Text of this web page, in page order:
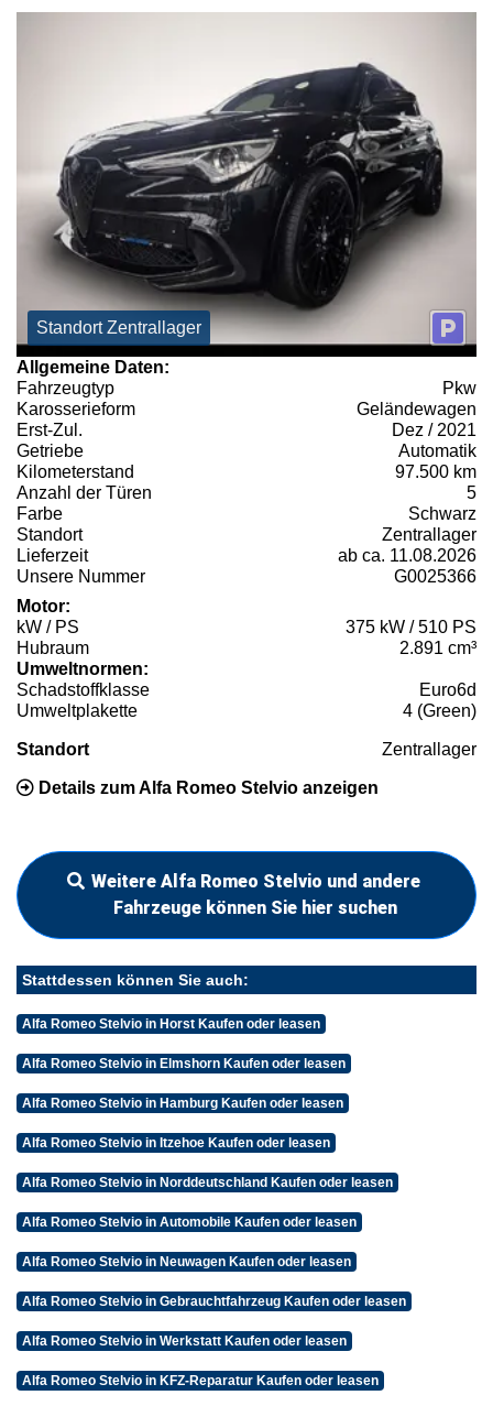
Standort Zentrallager
Allgemeine Daten:
Fahrzeugtyp
Pkw
Karosserieform
Geländewagen
Erst-Zul.
Dez / 2021
Getriebe
Automatik
Kilometerstand
97.500 km
Anzahl der Türen
5
Farbe
Schwarz
Standort
Zentrallager
Lieferzeit
ab ca. 11.08.2026
Unsere Nummer
G0025366
Motor:
kW / PS
375 kW / 510 PS
Hubraum
2.891 cm³
Umweltnormen:
Schadstoffklasse
Euro6d
Umweltplakette
4 (Green)
Standort Zentrallager
Details zum Alfa Romeo Stelvio anzeigen
Weitere Alfa Romeo Stelvio und andere
Fahrzeuge können Sie hier suchen
Stattdessen können Sie auch:
Alfa Romeo Stelvio in Horst Kaufen oder leasen
Alfa Romeo Stelvio in Elmshorn Kaufen oder leasen
Alfa Romeo Stelvio in Hamburg Kaufen oder leasen
Alfa Romeo Stelvio in Itzehoe Kaufen oder leasen
Alfa Romeo Stelvio in Norddeutschland Kaufen oder leasen
Alfa Romeo Stelvio in Automobile Kaufen oder leasen
Alfa Romeo Stelvio in Neuwagen Kaufen oder leasen
Alfa Romeo Stelvio in Gebrauchtfahrzeug Kaufen oder leasen
Alfa Romeo Stelvio in Werkstatt Kaufen oder leasen
Alfa Romeo Stelvio in KFZ-Reparatur Kaufen oder leasen